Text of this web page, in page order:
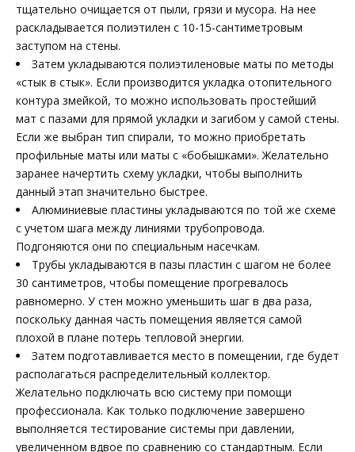
тщательно очищается от пыли, грязи и мусора. На нее
раскладывается полиэтилен с 10-15-сантиметровым
заступом на стены.
Затем укладываются полиэтиленовые маты по методы
«стык в стык». Если производится укладка отопительного
контура змейкой, то можно использовать простейший
мат с пазами для прямой укладки и загибом у самой стены.
Если же выбран тип спирали, то можно приобретать
профильные маты или маты с «бобышками». Желательно
заранее начертить схему укладки, чтобы выполнить
данный этап значительно быстрее.
Алюминиевые пластины укладываются по той же схеме
с учетом шага между линиями трубопровода.
Подгоняются они по специальным насечкам.
Трубы укладываются в пазы пластин с шагом не более
30 сантиметров, чтобы помещение прогревалось
равномерно. У стен можно уменьшить шаг в два раза,
поскольку данная часть помещения является самой
плохой в плане потерь тепловой энергии.
Затем подготавливается место в помещении, где будет
располагаться распределительный коллектор.
Желательно подключать всю систему при помощи
профессионала. Как только подключение завершено
выполняется тестирование системы при давлении,
увеличенном вдвое по сравнению со стандартным. Если